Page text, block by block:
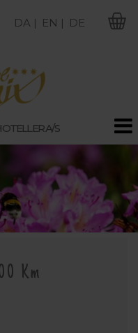
A/S
DA | EN | DE
Km